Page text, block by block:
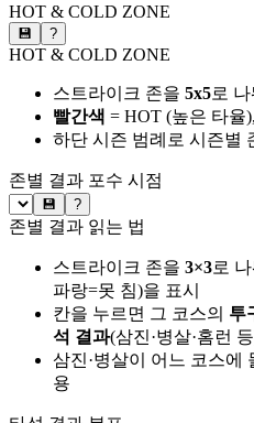
HOT & COLD ZONE
💾 ?
HOT & COLD ZONE
스트라이크 존을 5x5로
빨간색 = HOT (높은 타율),
하단 시즌 범례로 시즌별
존별 결과 포수 시점
💾 ?
존별 결과 읽는 법
스트라이크 존을 3×3로
파랑=못 침)을 표시
칸을 누르면 그 코스의 투
석 결과(삼진·병살·홈런
삼진·병살이 어느 코스에
용